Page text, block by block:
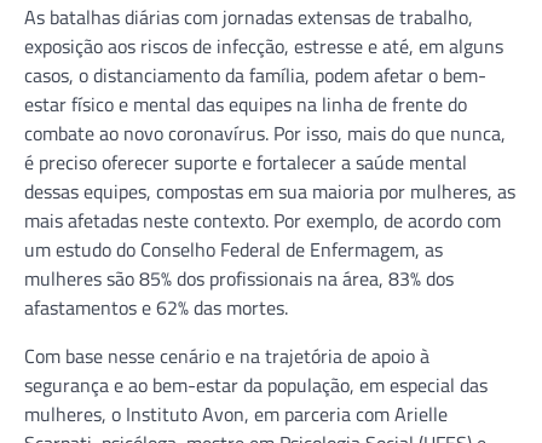
As batalhas diárias com jornadas extensas de trabalho,
exposição aos riscos de infecção, estresse e até, em alguns
casos, o distanciamento da família, podem afetar o bem-
estar físico e mental das equipes na linha de frente do
combate ao novo coronavírus. Por isso, mais do que nunca,
é preciso oferecer suporte e fortalecer a saúde mental
dessas equipes, compostas em sua maioria por mulheres, as
mais afetadas neste contexto. Por exemplo, de acordo com
um estudo do Conselho Federal de Enfermagem, as
mulheres são 85% dos profissionais na área, 83% dos
afastamentos e 62% das mortes.
Com base nesse cenário e na trajetória de apoio à
segurança e ao bem-estar da população, em especial das
mulheres, o Instituto Avon, em parceria com Arielle